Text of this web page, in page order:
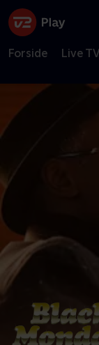
Forside Live TV